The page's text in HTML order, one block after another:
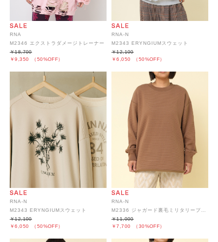
RNA
M2346 エクストラダメージトレーナー
￥9,350 （50%OFF）
￥18,700
RNA-N
M2343 ERYNGIUMスウェット
￥6,050 （50%OFF）
￥12,100
RNA-N
M2343 ERYNGIUMスウェット
￥6,050 （50%OFF）
￥12,100
RNA-N
￥7,700 （30%OFF）
￥11,000